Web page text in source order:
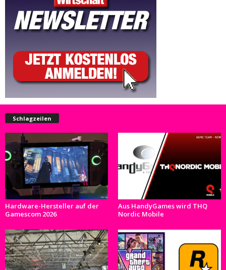
Schlagzeilen
Hardware-Hersteller auf der
Gamescom 2026
Aus HandyGames wird THQ
Nordic Mobile